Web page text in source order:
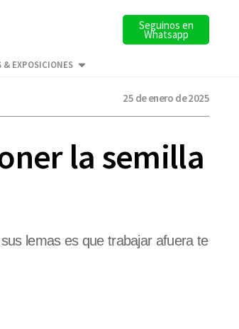
Seguinos en
Whatsapp
& EXPOSICIONES
25 de enero de 2025
la semilla
lemas es que trabajar afuera te